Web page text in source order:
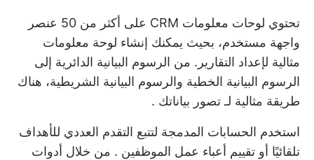
تحتوي لوحات معلومات CRM على أكثر من 50 عنصر
واجهة مستخدم، بحيث يمكنك إنشاء لوحة معلومات
مثالية لإعداد التقارير. من الرسوم البيانية الدائرية إلى
الرسوم البيانية الخطية والرسوم البيانية الشريطية، هناك
طريقة مثالية لـ تصور بياناتك .
استخدم الحسابات المدمجة لتتبع التقدم العددي للأهداف
تلقائيًا أو تقييم أعباء عمل الموظفين . من خلال أدوات